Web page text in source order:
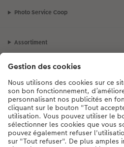
Photo Service Coop
Assortiment
Si vous avez des questions concernant
n'hésitez pas à nous contacter du lundi
(hors jours fériés), au numéro de
20h
DE|FR|